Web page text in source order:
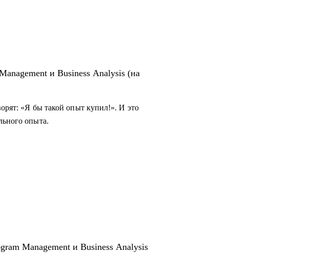
Management, Program Management,
Юриспруденция, Продажи, Маркетинг.
и Business Analysis (на
«Я бы такой опыт купил!». И это
опыта.